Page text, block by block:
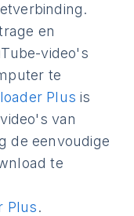
en
video's
te
Plus is
van
de eenvoudige
te
Plus.